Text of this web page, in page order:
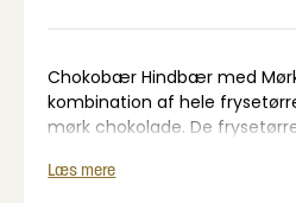
Chokobær Hindbær med
kombination af hele
mørk chokolade. De
mørke chokolade tilfører
Læs mere